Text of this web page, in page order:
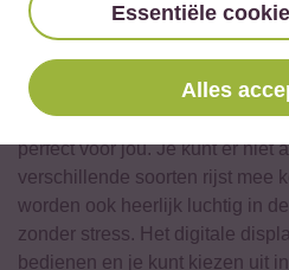
Digitale Mini Rijstkoker
Als je een rijstfan bent, maar
meer in je keuken en je kookt
rijst per keer, dan is de Digital
perfect voor jou. Je kunt er niet
verschillende soorten rijst mee
worden ook heerlijk luchtig in
zonder stress. Het digitale
bedienen en je kunt kiezen uit
Essentiële
Alles